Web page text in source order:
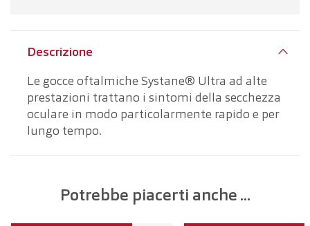
Descrizione
Le gocce oftalmiche Systane® Ultra ad alte
prestazioni trattano i sintomi della secchezza
oculare in modo particolarmente rapido e per
lungo tempo.
Potrebbe piacerti anche ...